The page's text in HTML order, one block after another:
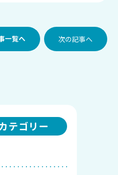
一覧へ 次の記事へ
テゴリー